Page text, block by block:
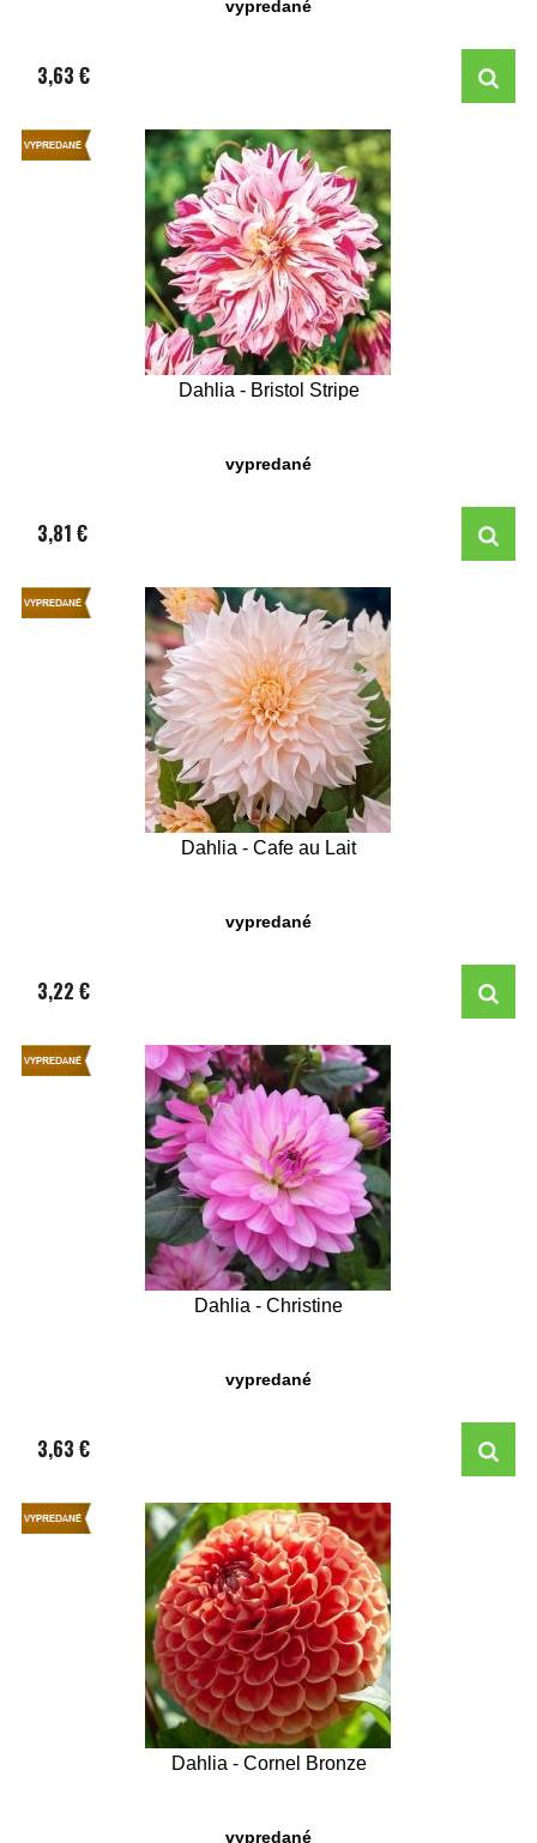
vypredané
3,63 €
Dahlia - Bristol Stripe
vypredané
3,81 €
Dahlia - Cafe au Lait
vypredané
3,22 €
Dahlia - Christine
vypredané
3,63 €
Dahlia - Cornel Bronze
vypredané